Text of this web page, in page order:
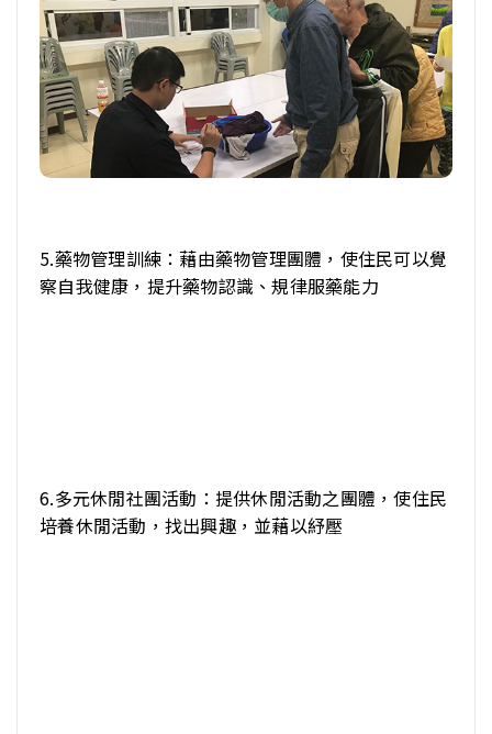
5.藥物管理訓練：藉由藥物管理團體，使住民可以覺
察自我健康，提升藥物認識、規律服藥能力
6.多元休閒社團活動：提供休閒活動之團體，使住民
培養休閒活動，找出興趣，並藉以紓壓